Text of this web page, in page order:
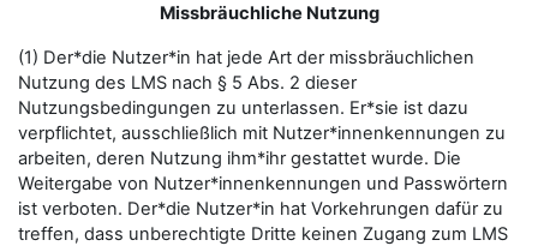
Missbräuchliche Nutzung
(1) Der*die Nutzer*in hat jede Art der missbräuchlichen
Nutzung des LMS nach § 5 Abs. 2 dieser
Nutzungsbedingungen zu unterlassen. Er*sie ist dazu
verpflichtet, ausschließlich mit Nutzer*innenkennungen zu
arbeiten, deren Nutzung ihm*ihr gestattet wurde. Die
Weitergabe von Nutzer*innenkennungen und Passwörtern
ist verboten. Der*die Nutzer*in hat Vorkehrungen dafür zu
treffen, dass unberechtigte Dritte keinen Zugang zum LMS